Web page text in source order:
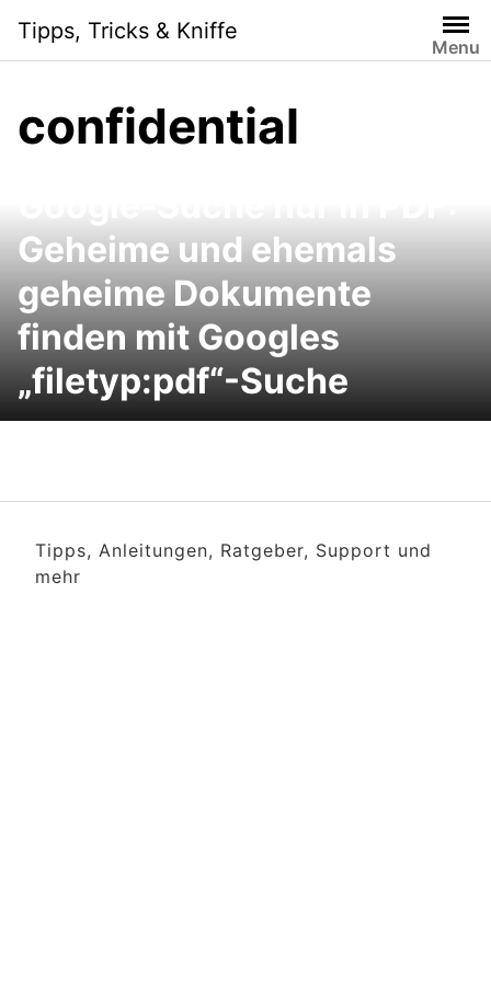
content
Tipps, Tricks & Kniffe
Menu
confidential
Geheime und ehemals
geheime Dokumente
finden mit Googles
„filetyp:pdf“-Suche
Tipps, Anleitungen, Ratgeber, Support und
mehr